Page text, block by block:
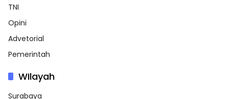
TNI
Opini
Advetorial
Pemerintah
WIlayah
Surabaya